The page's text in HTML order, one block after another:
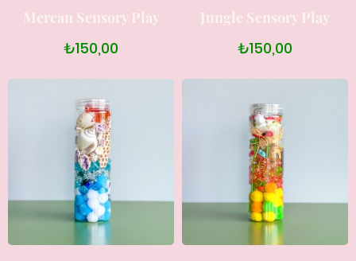
Mercan Sensory Play
₺150,00
Jungle Sensory Play
₺150,00